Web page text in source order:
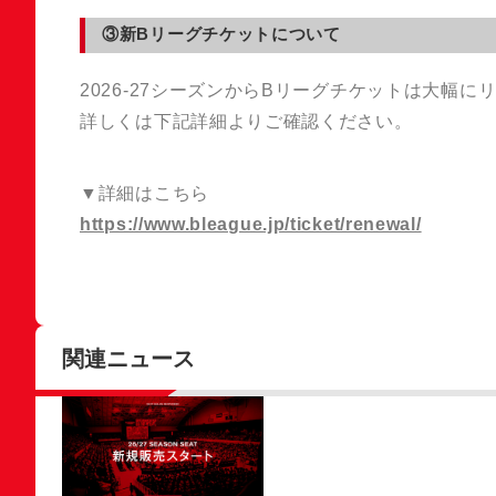
③新Bリーグチケットについて
2026-27シーズンからBリーグチケットは大幅に
詳しくは下記詳細よりご確認ください。
▼詳細はこちら
https://www.bleague.jp/ticket/renewal/
関連ニュース